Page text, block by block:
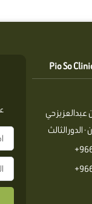
عبدالعزيز حي
الدور الثالث